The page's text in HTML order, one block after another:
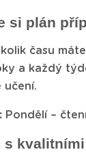
si plán
času
a každý
učení.
Pondělí –
s